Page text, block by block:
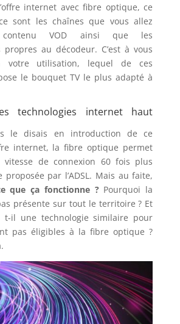
internet avec fibre optique, ce
sont les chaînes que vous allez
VOD ainsi que les
propres au décodeur. C’est à vous
votre utilisation, lequel de ces
le bouquet TV le plus adapté à
technologies internet haut
le disais en introduction de ce
internet, la fibre optique permet
vitesse de connexion 60 fois plus
proposée par l’ADSL. Mais au faite,
que ça fonctionne ?Pourquoi la
présente sur tout le territoire ? Et
t-il une technologie similaire pour
pas éligibles à la fibre optique ?